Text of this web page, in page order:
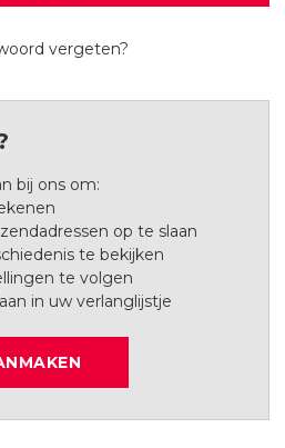
vergeten?
bij ons om:
op te slaan
te bekijken
te volgen
in uw verlanglijstje